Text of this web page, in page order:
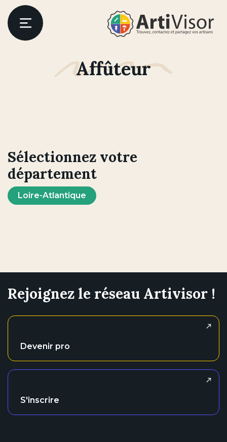
Affûteur
Sélectionnez votre
département
Loire-Atlantique
Rejoignez le réseau Artivisor !
Devenir pro
S'inscrire